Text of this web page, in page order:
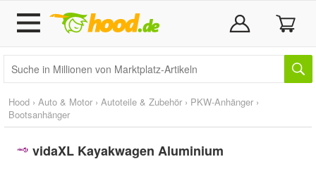
Hood › Auto & Motor › Autoteile & Zubehör › PKW-Anhänger ›
Bootsanhänger
vidaXL Kayakwagen Aluminium